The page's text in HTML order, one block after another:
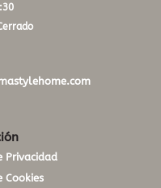
Privacidad
Cookies